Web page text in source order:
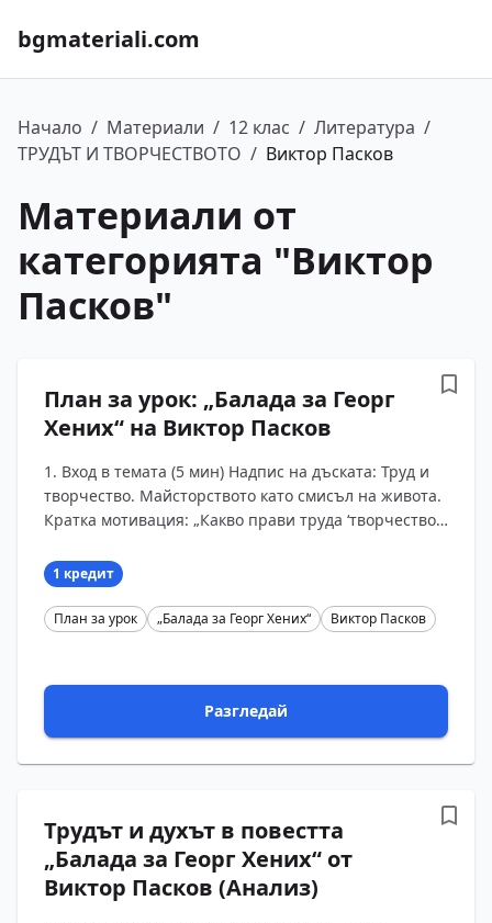
bgmateriali.com
Начало / Материали / 12 клас / Литература /
ТРУДЪТ И ТВОРЧЕСТВОТО / Виктор Пасков
Материали от
категорията "Виктор
Пасков"
План за урок: „Балада за Георг
Хених“ на Виктор Пасков
1. Вход в темата (5 мин) Надпис на дъската: Труд и
творчество. Майсторството като смисъл на живота.
Кратка мотивация: „Какво прави труда ‘творчество’
1 кредит
План за урок „Балада за Георг Хених“ Виктор Пасков
Разгледай
Трудът и духът в повестта
„Балада за Георг Хених“ от
Виктор Пасков (Анализ)